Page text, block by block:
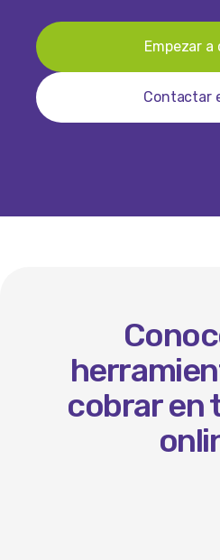
Empezar a
Contactar
cobrar en